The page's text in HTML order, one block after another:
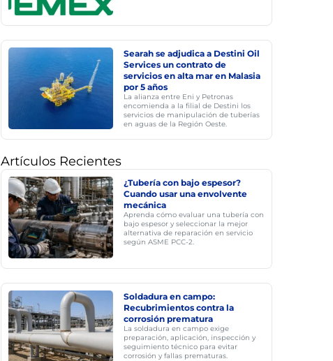
Searah se adjudica a Destini Oil
Services un contrato de
servicios en alta mar en Malasia
por 5 años
La alianza entre Eni y Petronas
encomienda a la filial de Destini los
servicios de manipulación de tuberías
en aguas de la Región Oeste.
Artículos Recientes
¿Tubería con bajo espesor?
Cuando usar una envolvente
mecánica
Aprenda cómo evaluar una tubería con
bajo espesor y seleccionar la mejor
alternativa de reparación en servicio
según ASME PCC-2.
Soldadura en campo:
Recubrimientos contra la
corrosión prematura
La soldadura en campo exige
preparación, aplicación, inspección y
seguimiento técnico para evitar
corrosión y fallas prematuras.